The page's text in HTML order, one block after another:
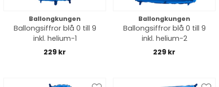
Ballongkungen
Ballongsiffror blå 0 till 9
inkl. helium-1
229 kr
Ballongkungen
Ballongsiffror blå 0 till 9
inkl. helium-2
229 kr